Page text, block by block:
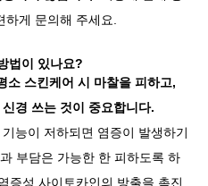
게 문의해 주세요.
법이 있나요?
소 스킨케어 시 마찰을 피하고,
경 쓰는 것이 중요합니다.
능이 저하되면 염증이 발생하기
과 부담은 가능한 한 피하도록 하
증성 사이토카인의 방출을 촉진